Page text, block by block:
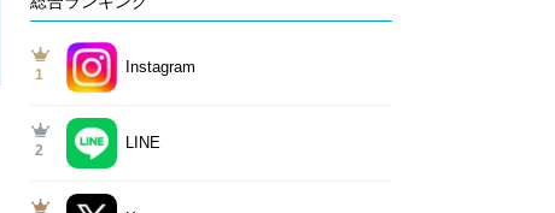
1 Instagram
2 LINE